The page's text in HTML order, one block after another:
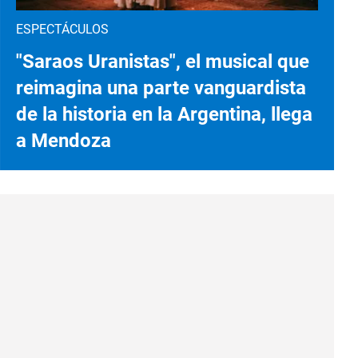
ESPECTÁCULOS
"Saraos Uranistas", el musical que
reimagina una parte vanguardista
de la historia en la Argentina, llega
a Mendoza